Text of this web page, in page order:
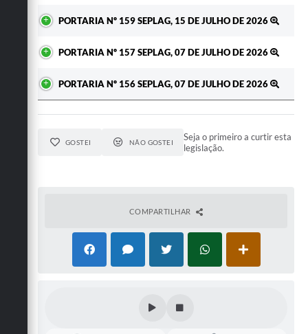
PORTARIA Nº 159 SEPLAG, 15 DE JULHO DE 2026
PORTARIA Nº 157 SEPLAG, 07 DE JULHO DE 2026
PORTARIA Nº 156 SEPLAG, 07 DE JULHO DE 2026
GOSTEI NÃO GOSTEI
Seja o primeiro a curtir esta
legislação.
COMPARTILHAR